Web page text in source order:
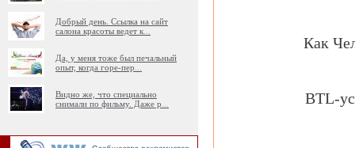
Добрый день. Ссылка на сайт
салона красоты ведет к
Да, у меня тоже был печальный
опыт, когда горе-пер
Видно же, что специально
снимали по фильму. Даже р
Как
BTL-